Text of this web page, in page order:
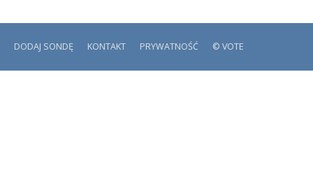
DODAJ SONDĘ KONTAKT PRYWATNOŚĆ © VOTE